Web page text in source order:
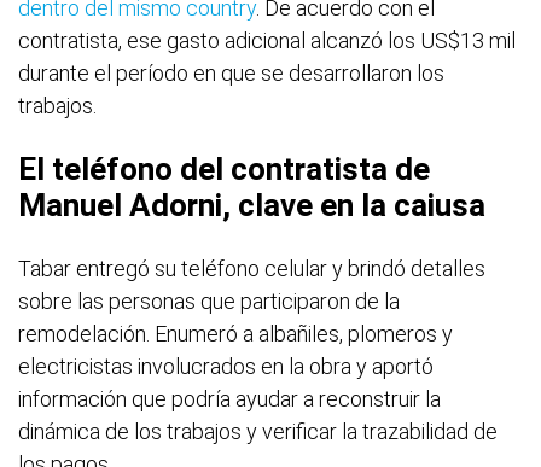
dentro del mismo country. De acuerdo con el
contratista, ese gasto adicional alcanzó los US$13 mil
durante el período en que se desarrollaron los
trabajos.
El teléfono del contratista de
Manuel Adorni, clave en la caiusa
Tabar entregó su teléfono celular y brindó detalles
sobre las personas que participaron de la
remodelación. Enumeró a albañiles, plomeros y
electricistas involucrados en la obra y aportó
información que podría ayudar a reconstruir la
dinámica de los trabajos y verificar la trazabilidad de